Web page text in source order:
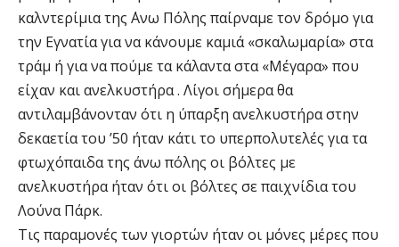
καλντερίμια της ΄Ανω Πόλης παίρναμε τον δρόμο για
την Εγνατία για να κάνουμε καμιά «σκαλωμαρία» στα
τράμ ή για να πούμε τα κάλαντα στα «Μέγαρα» που
είχαν και ανελκυστήρα . Λίγοι σήμερα θα
αντιλαμβάνονταν ότι η ύπαρξη ανελκυστήρα στην
δεκαετία του ’50 ήταν κάτι το υπερπολυτελές για τα
φτωχόπαιδα της άνω πόλης οι βόλτες με
ανελκυστήρα ήταν ότι οι βόλτες σε παιχνίδια του
Λούνα Πάρκ.
Τις παραμονές των γιορτών ήταν οι μόνες μέρες που